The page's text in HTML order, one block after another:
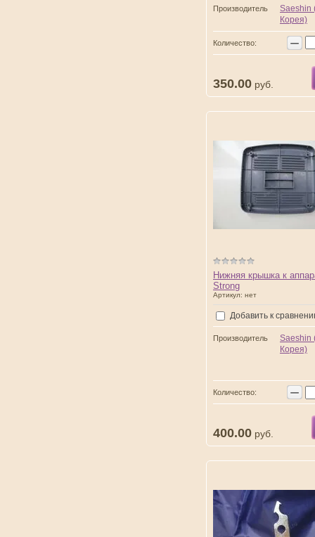
Производитель
Корея)
Количество: −
350.00 руб.
Нижняя крышка к
Strong
Артикул: нет
Добавить к
Производитель
Корея)
Количество: −
400.00 руб.